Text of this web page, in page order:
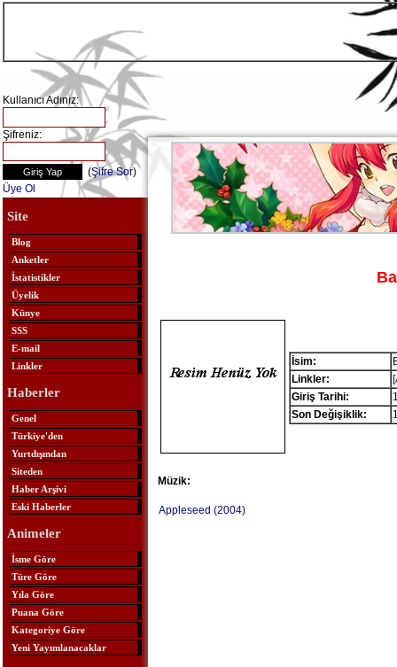
Kullanıcı Adınız:
Şifreniz:
(Şifre Sor)
Üye Ol
Site
Blog
Anketler
İstatistikler
Üyelik
Künye
SSS
E-mail
Linkler
Haberler
Genel
Türkiye'den
Yurtdışından
Siteden
Haber Arşivi
Eski Haberler
Animeler
İsme Göre
Türe Göre
Yıla Göre
Puana Göre
Kategoriye Göre
Yeni Yayımlanacaklar
İsim:
Linkler:
Giriş Tarihi:
Son Değişiklik:
Müzik:
Appleseed (2004)